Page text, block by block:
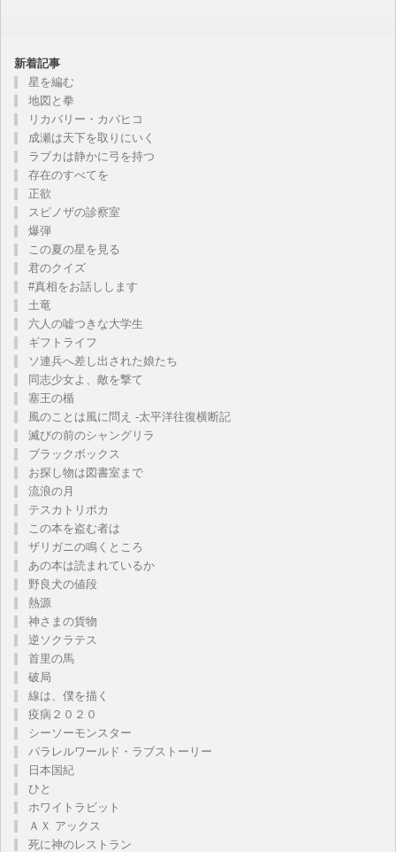
新着記事
星を編む
地図と拳
リカバリー・カバヒコ
成瀬は天下を取りにいく
ラブカは静かに弓を持つ
存在のすべてを
正欲
スピノザの診察室
爆弾
この夏の星を見る
君のクイズ
#真相をお話しします
土竜
六人の嘘つきな大学生
ギフトライフ
ソ連兵へ差し出された娘たち
同志少女よ、敵を撃て
塞王の楯
風のことは風に問え -太平洋往復横断記
滅びの前のシャングリラ
ブラックボックス
お探し物は図書室まで
流浪の月
テスカトリポカ
この本を盗む者は
ザリガニの鳴くところ
あの本は読まれているか
野良犬の値段
熱源
神さまの貨物
逆ソクラテス
首里の馬
破局
線は、僕を描く
疫病２０２０
シーソーモンスター
パラレルワールド・ラブストーリー
日本国紀
ひと
ホワイトラビット
ＡＸ アックス
死に神のレストラン